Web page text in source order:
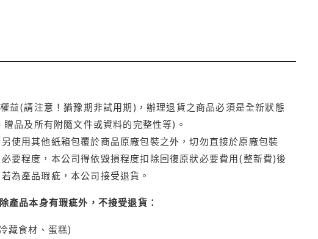
益(請注意！猶豫期非試用期)，辦理退貨之商品必須是全新狀態
品及所有附隨文件或資料的完整性等)。
使用其他紙箱包覆於商品原廠包裝之外，切勿直接於原廠包裝
要程度，本公司得依毀損程度扣除回復原狀必要費用(整新費)後
為產品瑕疵，本公司接受退貨。
產品本身有瑕疵外，不接受退貨：
藏食材、蛋糕)